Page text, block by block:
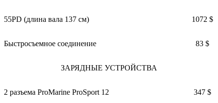
55PD (длина вала 137 см) 1072 $
Быстросъемное соединение 83 $
ЗАРЯДНЫЕ УСТРОЙСТВА
2 разъема ProMarine ProSport 12 347 $